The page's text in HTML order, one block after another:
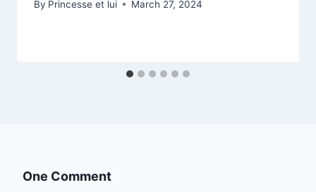
By Princesse et lui March 27, 2024
One Comment